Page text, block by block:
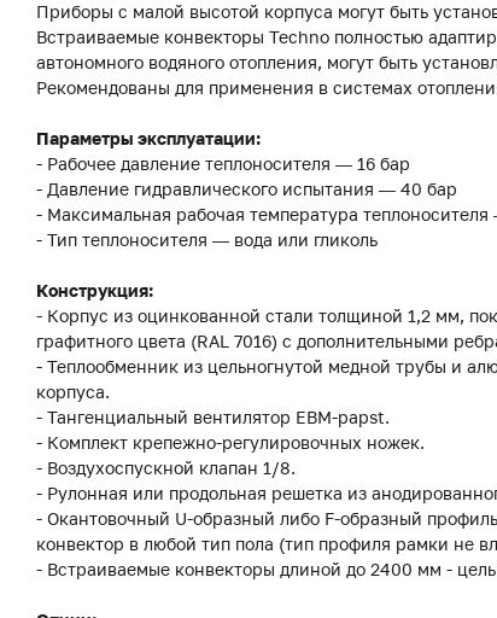
Приборы с малой высотой корпуса могут быть
Встраиваемые конвекторы Techno полностью
автономного водяного отопления, могут быть
Рекомендованы для применения в системах
Параметры эксплуатации:
- Рабочее давление теплоносителя — 16 бар
- Давление гидравлического испытания — 40 бар
- Максимальная рабочая температура теплоносителя
- Тип теплоносителя — вода или гликоль
Конструкция:
- Корпус из оцинкованной стали толщиной 1,2 мм,
графитного цвета (RAL 7016) с дополнительными
- Теплообменник из цельногнутой медной трубы и
корпуса.
- Тангенциальный вентилятор EBM-papst.
- Комплект крепежно-регулировочных ножек.
- Воздухоспускной клапан 1/8.
- Рулонная или продольная решетка из
- Окантовочный U-образный либо F-образный
конвектор в любой тип пола (тип профиля рамки не
- Встраиваемые конвекторы длиной до 2400 мм -